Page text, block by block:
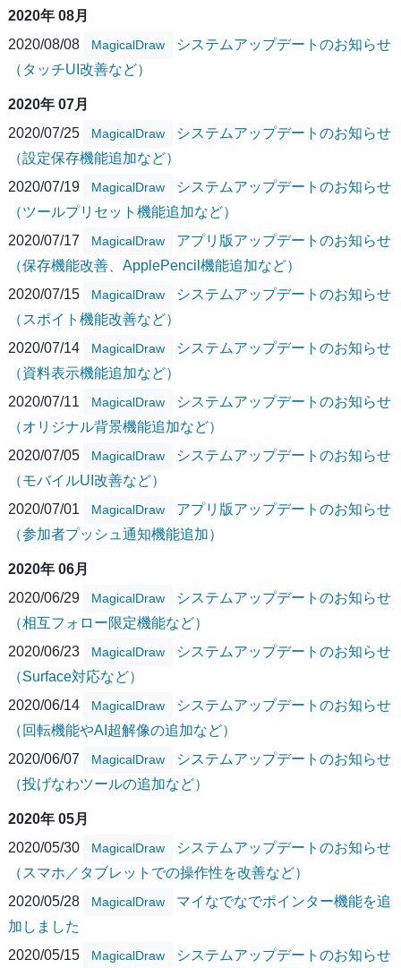
2020年 08月
2020/08/08
MagicalDraw
システムアップデートのお知らせ
（タッチUI改善など）
2020年 07月
2020/07/25
MagicalDraw
システムアップデートのお知らせ
（設定保存機能追加など）
2020/07/19
MagicalDraw
システムアップデートのお知らせ
（ツールプリセット機能追加など）
2020/07/17
MagicalDraw
アプリ版アップデートのお知らせ
（保存機能改善、ApplePencil機能追加など）
2020/07/15
MagicalDraw
システムアップデートのお知らせ
（スポイト機能改善など）
2020/07/14
MagicalDraw
システムアップデートのお知らせ
（資料表示機能追加など）
2020/07/11
MagicalDraw
システムアップデートのお知らせ
（オリジナル背景機能追加など）
2020/07/05
MagicalDraw
システムアップデートのお知らせ
（モバイルUI改善など）
2020/07/01
MagicalDraw
アプリ版アップデートのお知らせ
（参加者プッシュ通知機能追加）
2020年 06月
2020/06/29
MagicalDraw
システムアップデートのお知らせ
（相互フォロー限定機能など）
2020/06/23
MagicalDraw
システムアップデートのお知らせ
（Surface対応など）
2020/06/14
MagicalDraw
システムアップデートのお知らせ
（回転機能やAI超解像の追加など）
2020/06/07
MagicalDraw
システムアップデートのお知らせ
（投げなわツールの追加など）
2020年 05月
2020/05/30
MagicalDraw
システムアップデートのお知らせ
（スマホ／タブレットでの操作性を改善など）
2020/05/28
MagicalDraw
マイなでなでポインター機能を追
加しました
2020/05/15
MagicalDraw システムアップデートのお知らせ